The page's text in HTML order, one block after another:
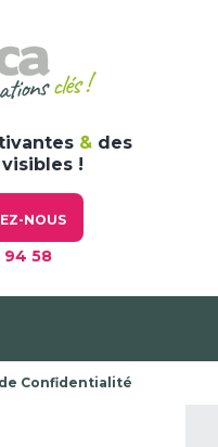
& des
!
NOUS
94 58
Confidentialité